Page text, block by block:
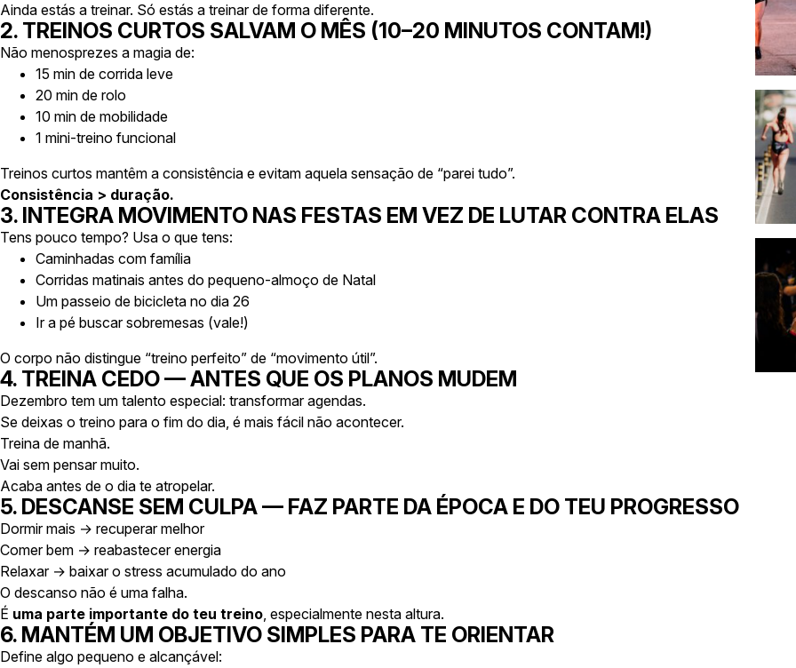
Ainda estás a treinar. Só estás a treinar de forma diferente.
2. TREINOS CURTOS SALVAM O MÊS (10–20 MINUTOS CONTAM!)
Não menosprezes a magia de:
15 min de corrida leve
20 min de rolo
10 min de mobilidade
1 mini-treino funcional
Treinos curtos mantêm a consistência e evitam aquela sensação de “parei tudo”.
Consistência > duração.
3. INTEGRA MOVIMENTO NAS FESTAS EM VEZ DE LUTAR CONTRA ELAS
Tens pouco tempo? Usa o que tens:
Caminhadas com família
Corridas matinais antes do pequeno-almoço de Natal
Um passeio de bicicleta no dia 26
Ir a pé buscar sobremesas (vale!)
O corpo não distingue “treino perfeito” de “movimento útil”.
4. TREINA CEDO — ANTES QUE OS PLANOS MUDEM
Dezembro tem um talento especial: transformar agendas.
Se deixas o treino para o fim do dia, é mais fácil não acontecer.
Treina de manhã.
Vai sem pensar muito.
Acaba antes de o dia te atropelar.
5. DESCANSE SEM CULPA — FAZ PARTE DA ÉPOCA E DO TEU PROGRESSO
Dormir mais → recuperar melhor
Comer bem → reabastecer energia
Relaxar → baixar o stress acumulado do ano
O descanso não é uma falha.
É uma parte importante do teu treino, especialmente nesta altura.
6. MANTÉM UM OBJETIVO SIMPLES PARA TE ORIENTAR
Define algo pequeno e alcançável: